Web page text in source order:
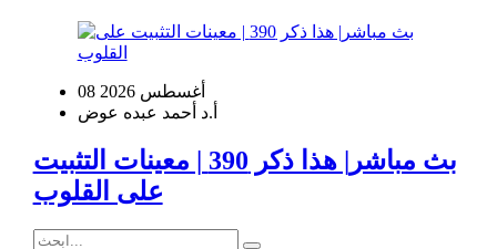
08 أغسطس 2026
أ.د أحمد عبده عوض
بث مباشر| هذا ذكر 390 | معينات التثبيت
على القلوب